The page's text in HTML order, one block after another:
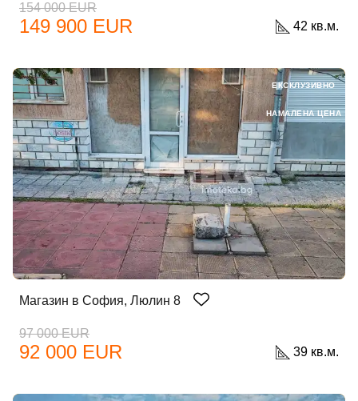
154 000 EUR
149 900 EUR 42 кв.м.
Магазин в София, Люлин 8
97 000 EUR
92 000 EUR 39 кв.м.
ЕКСКЛУЗИВНО
НАМАЛЕНА ЦЕНА